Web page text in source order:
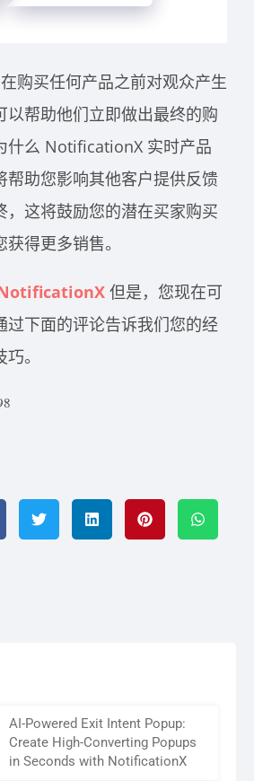
在购买任何产品之前对观众产生
以帮助他们立即做出最终的购
什么 NotificationX 实时产品
帮助您影响其他客户提供反馈
，这将鼓励您的潜在买家购买
得更多销售。
但是，您现在可
过下面的评论告诉我们您的经
。
AI-Powered Exit Intent Popup:
Create High-Converting Popups
in Seconds with NotificationX